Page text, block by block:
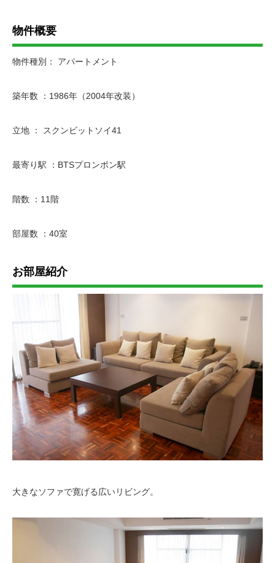
物件概要
物件種別： アパートメント
築年数 ：1986年（2004年改装）
立地 ： スクンビットソイ41
最寄り駅 ：BTSプロンポン駅
階数 ：11階
部屋数 ：40室
お部屋紹介
大きなソファで寛げる広いリビング。